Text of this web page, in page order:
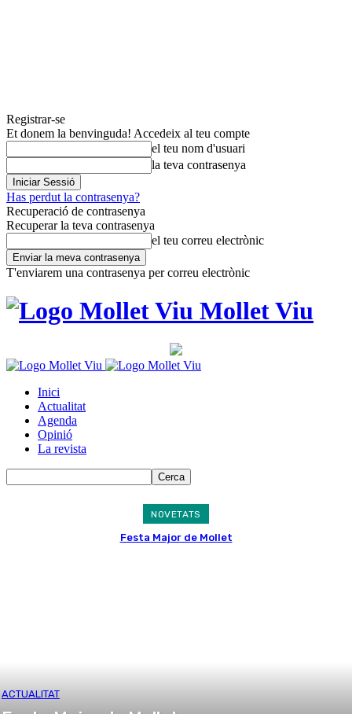
Registrar-se
Et donem la benvinguda! Accedeix al teu compte
el teu nom d'usuari
la teva contrasenya
Has perdut la contrasenya?
Recuperació de contrasenya
Recuperar la teva contrasenya
el teu correu electrònic
T'enviarem una contrasenya per correu electrònic
Mollet Viu
Inici
Actualitat
Agenda
Opinió
La revista
NOVETATS
Festa Major de Mollet
ACTUALITAT